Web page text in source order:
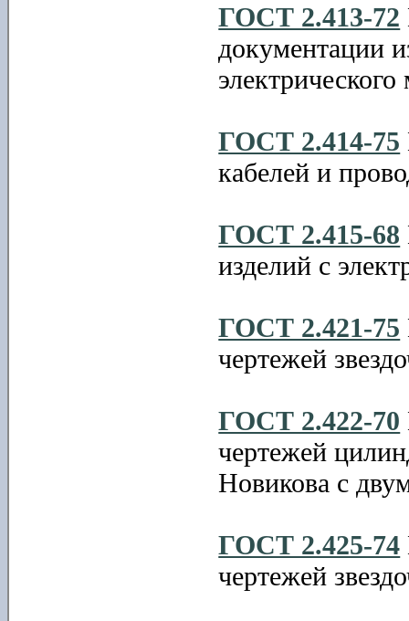
ГОСТ 2.413-72
документации
ГОСТ 2.414-75
кабелей и
ГОСТ 2.415-68
изделий с
ГОСТ 2.421-75
чертежей
ГОСТ 2.422-70
чертежей
Новикова с
ГОСТ 2.425-74
чертежей